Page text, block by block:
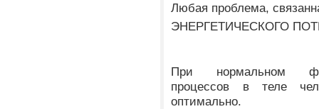
Любая проблема,
ЭНЕРГЕТИЧЕСКОГО
При нормальном
процессов в теле
оптимально.